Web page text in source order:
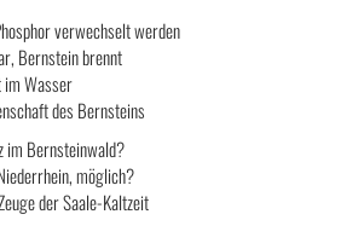
verwechselt werden
Bernstein brennt
Wasser
des Bernsteins
im Bernsteinwald?
möglich?
der Saale-Kaltzeit